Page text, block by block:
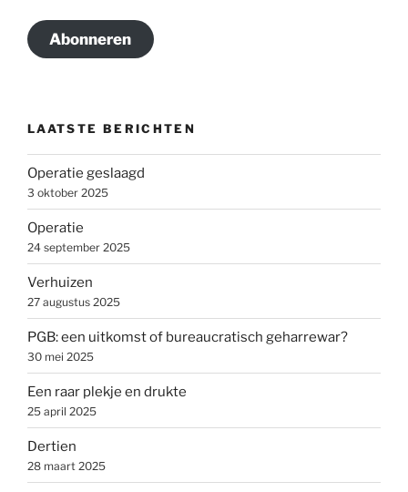
Abonneren
LAATSTE BERICHTEN
Operatie geslaagd
3 oktober 2025
Operatie
24 september 2025
Verhuizen
27 augustus 2025
PGB: een uitkomst of bureaucratisch geharrewar?
30 mei 2025
Een raar plekje en drukte
25 april 2025
Dertien
28 maart 2025